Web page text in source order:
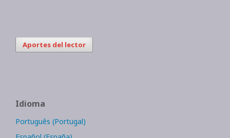
Aportes del lector
Idioma
Português (Portugal)